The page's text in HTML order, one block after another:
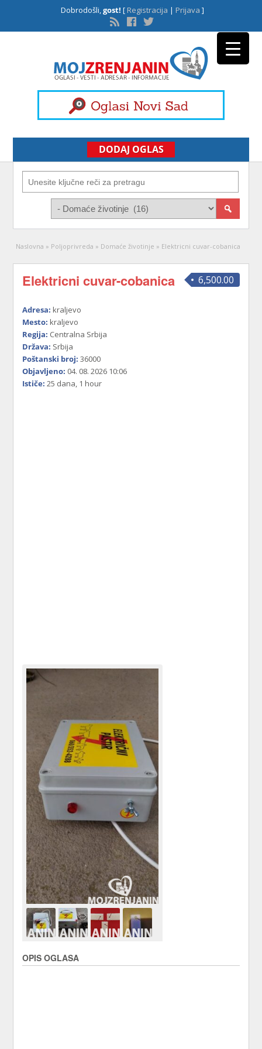
Dobrodošli,gost! [Registracija | Prijava ]
DODAJ OGLAS
Naslovna » Poljoprivreda » Domaće životinje » Elektricni cuvar-cobanica
6,500.00
Elektricni cuvar-cobanica
Adresa: kraljevo
Mesto: kraljevo
Regija: Centralna Srbija
Država: Srbija
Poštanski broj: 36000
Objavljeno: 04. 08. 2026 10:06
Ističe: 25 dana, 1 hour
OPIS OGLASA